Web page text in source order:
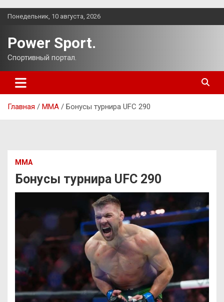
Перейти
Понедельник, 10 августа, 2026
Power Sport.
Спортивный портал.
Главная ММА Бонусы турнира UFC 290
ММА
Бонусы турнира UFC 290